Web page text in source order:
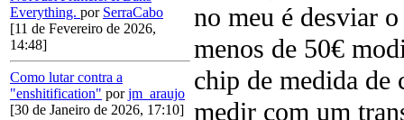
Everything. por SerraCabo
[11 de Fevereiro de 2026,
14:48]
Como lutar contra a
"enshitification" porjm_araujo
[30 de Janeiro de 2026, 17:10]
no meu é desviar
menos de 50€
chip de medida de
medir com um